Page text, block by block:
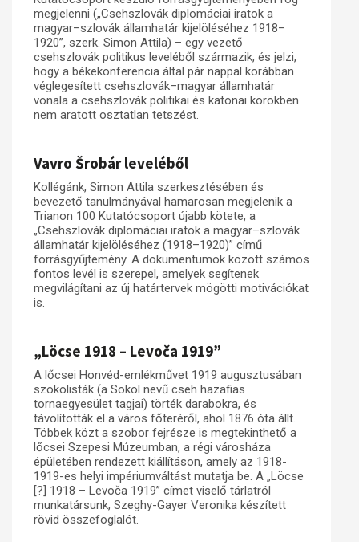
megjelenni („Csehszlovák diplomáciai iratok a
magyar–szlovák államhatár kijelöléséhez 1918–
1920”, szerk. Simon Attila) – egy vezető
csehszlovák politikus leveléből származik, és jelzi,
hogy a békekonferencia által pár nappal korábban
véglegesített csehszlovák–magyar államhatár
vonala a csehszlovák politikai és katonai körökben
nem aratott osztatlan tetszést.
Vavro Šrobár leveléből
Kollégánk, Simon Attila szerkesztésében és
bevezető tanulmányával hamarosan megjelenik a
Trianon 100 Kutatócsoport újabb kötete, a
„Csehszlovák diplomáciai iratok a magyar–szlovák
államhatár kijelöléséhez (1918–1920)” című
forrásgyűjtemény. A dokumentumok között számos
fontos levél is szerepel, amelyek segítenek
megvilágítani az új határtervek mögötti motivációkat
is.
„Löcse 1918 – Levoča 1919”
A lőcsei Honvéd-emlékművet 1919 augusztusában
szokolisták (a Sokol nevű cseh hazafias
tornaegyesület tagjai) törték darabokra, és
távolították el a város főteréről, ahol 1876 óta állt.
Többek közt a szobor fejrésze is megtekinthető a
lőcsei Szepesi Múzeumban, a régi városháza
épületében rendezett kiállításon, amely az 1918-
1919-es helyi impériumváltást mutatja be. A „Löcse
[?] 1918 – Levoča 1919” címet viselő tárlatról
munkatársunk, Szeghy-Gayer Veronika készített
rövid összefoglalót.